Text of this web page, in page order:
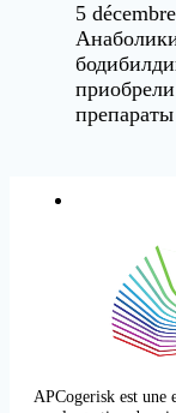
5
APCogerisk est une